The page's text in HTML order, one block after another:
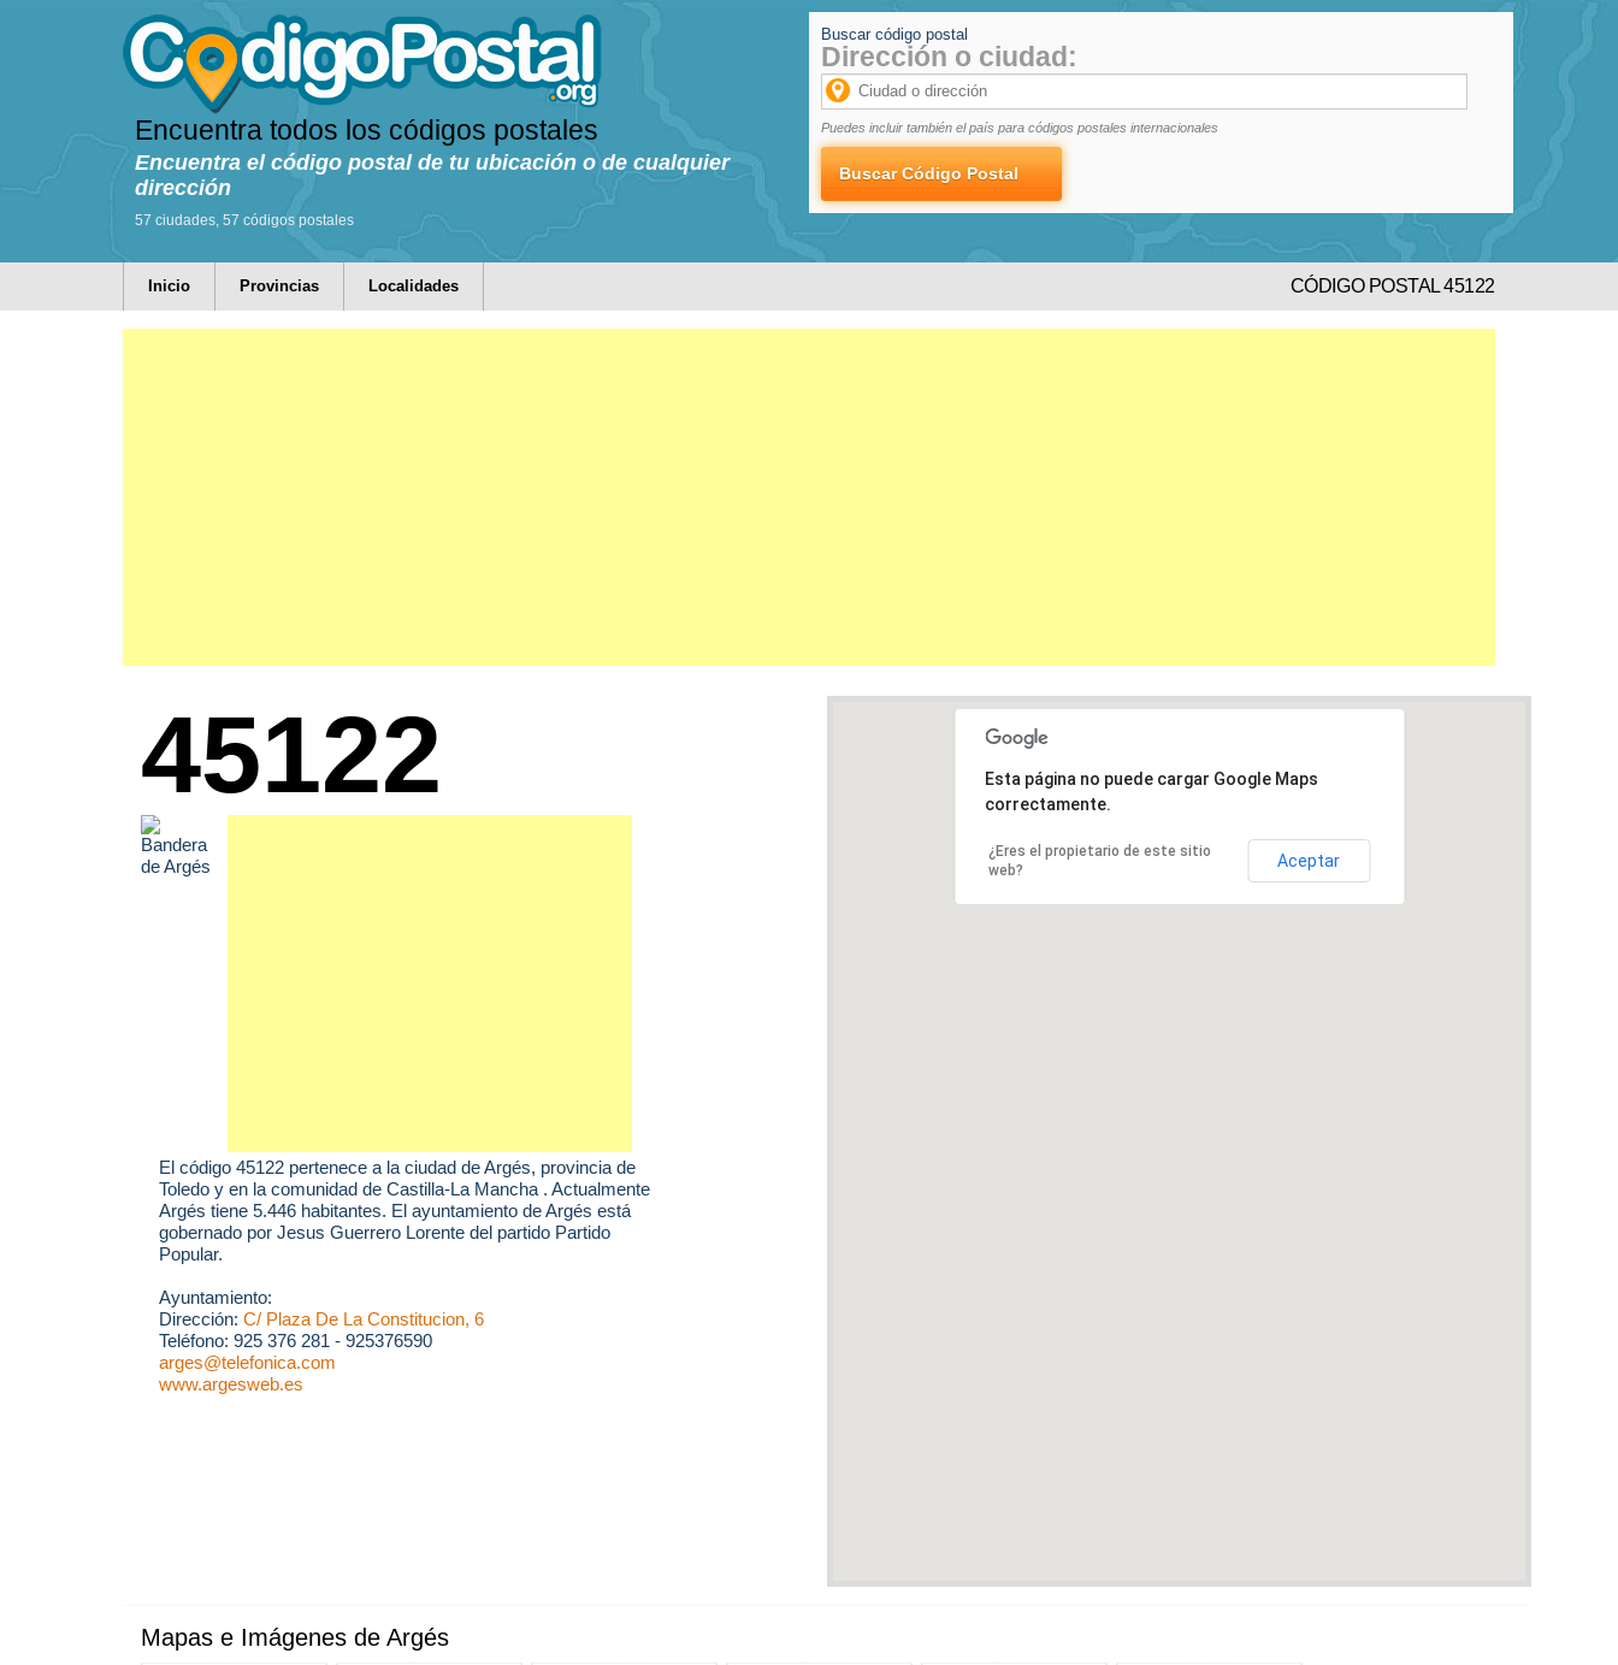
Encuentra todos los códigos postales
Encuentra el código postal de tu ubicación o de cualquier
dirección
57 ciudades, 57 códigos postales
Buscar código postal
Dirección o ciudad:
Puedes incluir también el país para códigos postales internacionales
Inicio Provincias Localidades CÓDIGO POSTAL 45122
45122
El código 45122 pertenece a la ciudad deArgés, provincia de
Toledo y en la comunidad de Castilla-La Mancha . Actualmente
Argés tiene 5.446 habitantes. El ayuntamiento de Argés está
gobernado por Jesus Guerrero Lorente del partido Partido
Popular.
Ayuntamiento:
Dirección: C/ Plaza De La Constitucion, 6
Teléfono: 925 376 281 - 925376590
arges@telefonica.com
www.argesweb.es
Esta página no puede cargar Google Maps
correctamente.
¿Eres el propietario de este sitio
web?
Aceptar
Mapas e Imágenes de Argés